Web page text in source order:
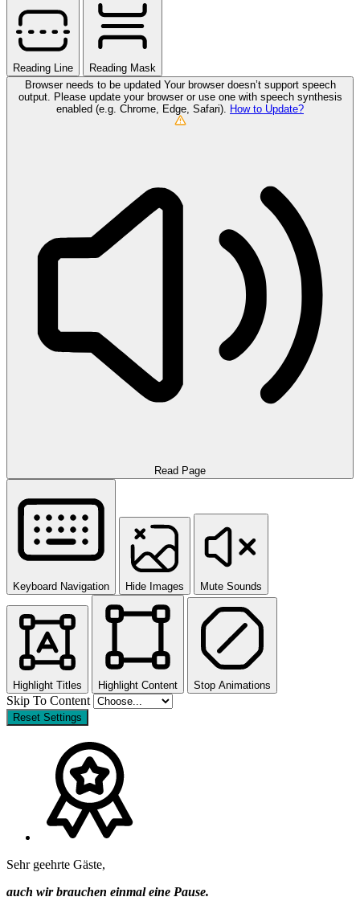
Reading Line
Reading Mask
Browser needs to be updated Your browser doesn’t support speech
output. Please update your browser or use one with speech synthesis
enabled (e.g. Chrome, Edge, Safari). How to Update?
Read Page
Keyboard Navigation Hide Images Mute Sounds
Highlight Titles Highlight Content Stop Animations
Skip To Content
Reset Settings
Sehr geehrte Gäste,
auch wir brauchen einmal eine Pause.